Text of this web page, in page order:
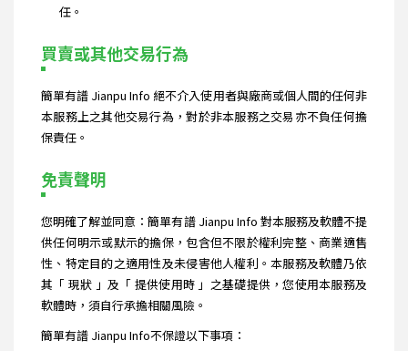
任。
買賣或其他交易行為
簡單有譜 Jianpu Info 絕不介入使用者與廠商或個人間的任何非
本服務上之其他交易行為，對於非本服務之交易亦不負任何擔
保責任。
免責聲明
您明確了解並同意：簡單有譜 Jianpu Info 對本服務及軟體不提
供任何明示或默示的擔保，包含但不限於權利完整、商業適售
性、特定目的之適用性及未侵害他人權利。本服務及軟體乃依
其「 現狀 」及「 提供使用時 」之基礎提供，您使用本服務及
軟體時，須自行承擔相關風險。
簡單有譜 Jianpu Info不保證以下事項：